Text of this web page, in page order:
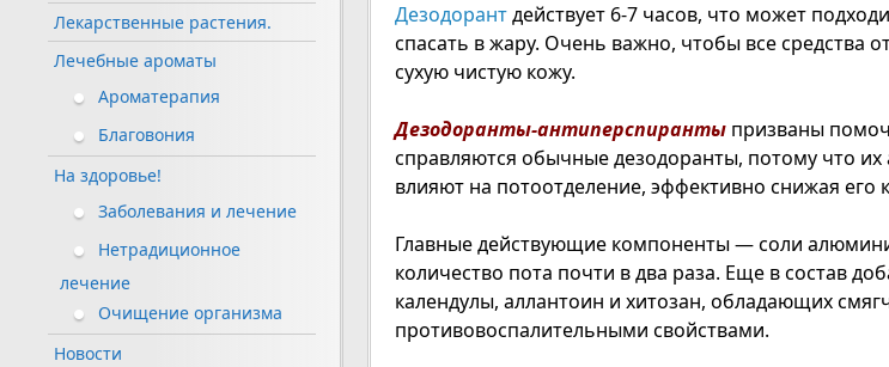
Дезодорантдействует 6-7 часов, что может
спасать в жару. Очень важно, чтобы все средства
сухую чистую кожу.
Дезодоранты-антиперспирантыпризваны
справляются обычные дезодоранты, потому что
влияют на потоотделение, эффективно снижая его
Главные действующие компоненты — соли
количество пота почти в два раза. Еще в состав
календулы, аллантоин и хитозан, обладающих
противовоспалительными свойствами.
Лекарственные растения.
Лечебные ароматы
Ароматерапия
Благовония
На здоровье!
Заболевания и лечение
Нетрадиционное
лечение
Очищение организма
Новости